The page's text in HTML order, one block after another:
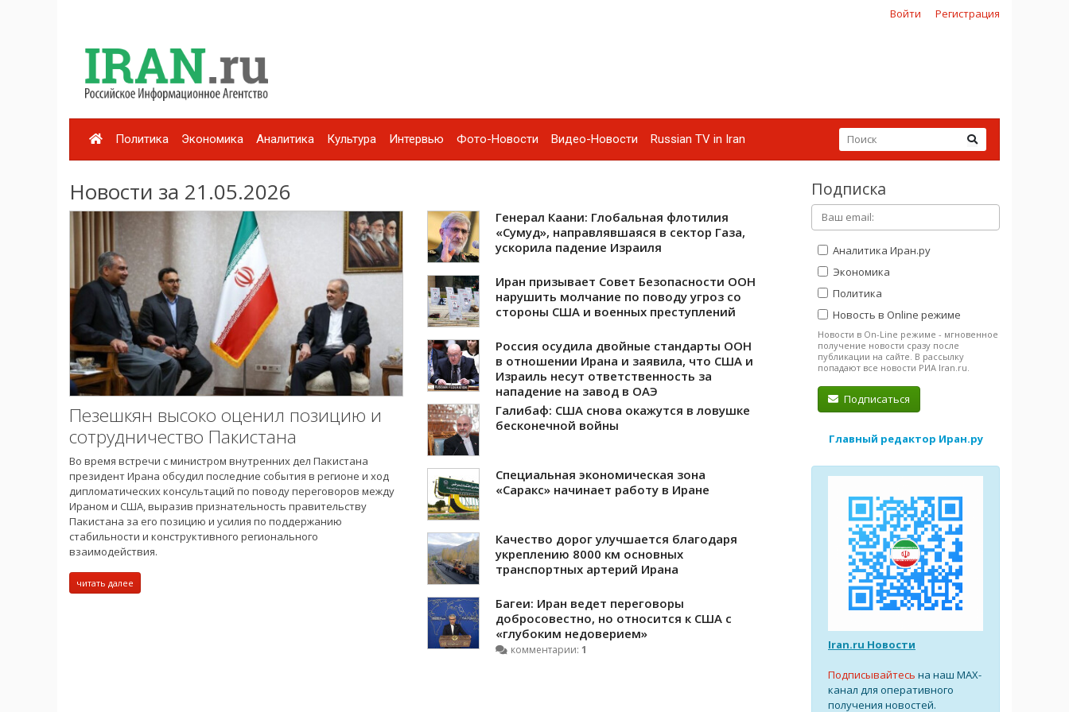
Войти Регистрация
Политика Экономика Аналитика Культура Интервью Фото-Новости Видео-Новости Russian TV in Iran
Новости за 21.05.2026
Пезешкян высоко оценил позицию и
сотрудничество Пакистана
Во время встречи с министром внутренних дел Пакистана
президент Ирана обсудил последние события в регионе и ход
дипломатических консультаций по поводу переговоров между
Ираном и США, выразив признательность правительству
Пакистана за его позицию и усилия по поддержанию
стабильности и конструктивного регионального
взаимодействия.
читать далее
Генерал Каани: Глобальная флотилия
«Сумуд», направлявшаяся в сектор Газа,
ускорила падение Израиля
Иран призывает Совет Безопасности ООН
нарушить молчание по поводу угроз со
стороны США и военных преступлений
Россия осудила двойные стандарты ООН
в отношении Ирана и заявила, что США и
Израиль несут ответственность за
нападение на завод в ОАЭ
Галибаф: США снова окажутся в ловушке
бесконечной войны
Специальная экономическая зона
«Саракс» начинает работу в Иране
Качество дорог улучшается благодаря
укреплению 8000 км основных
транспортных артерий Ирана
Багеи: Иран ведет переговоры
добросовестно, но относится к США с
«глубоким недоверием»
комментарии: 1
Подписка
Аналитика Иран.ру
Экономика
Политика
Новость в Online режиме
Новости в On-Line режиме - мгновенное
получение новости сразу после
публикации на сайте. В рассылку
попадают все новости РИА Iran.ru.
Подписаться
Главный редактор Иран.ру
Iran.ru Новости
Подписывайтесь на наш MAX-
канал для оперативного
получения новостей.